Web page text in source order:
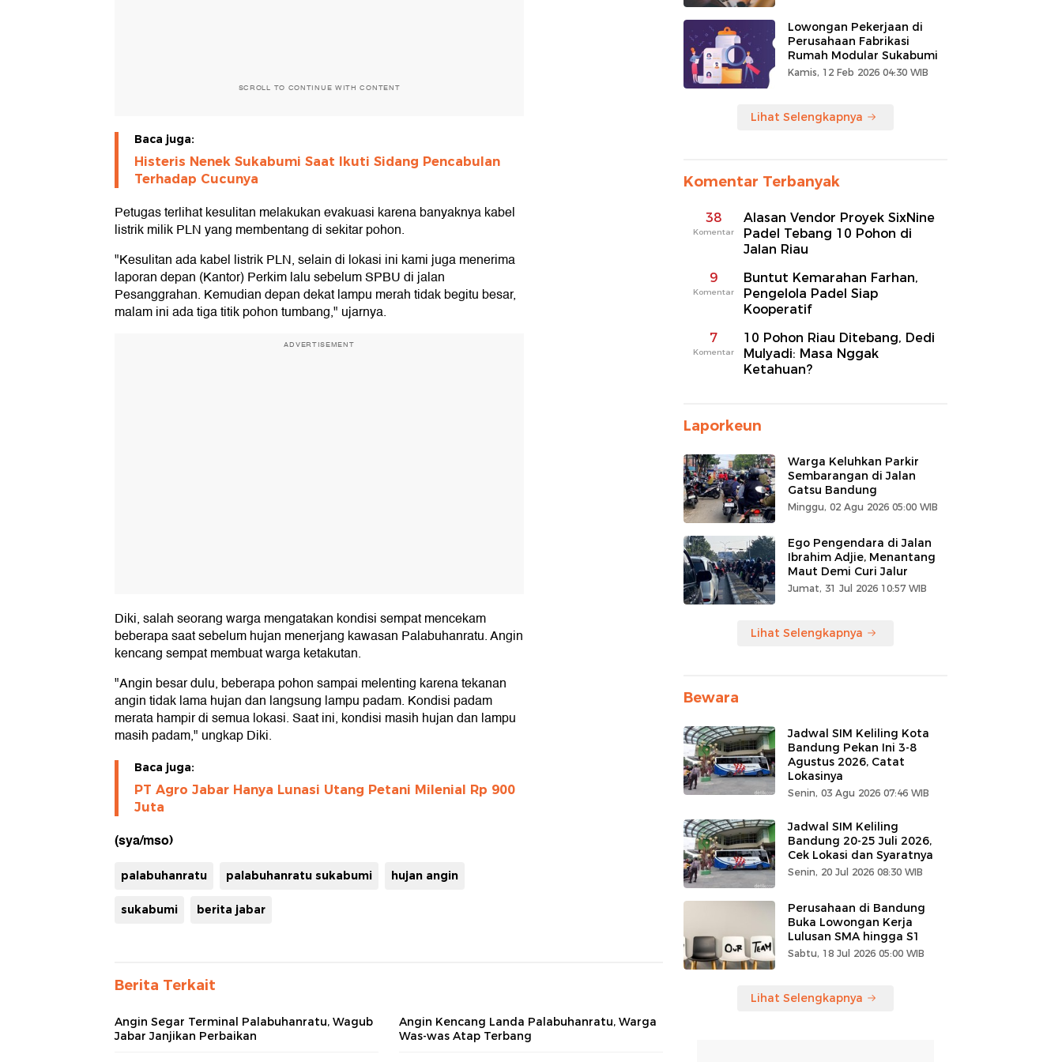
SCROLL TO CONTINUE WITH CONTENT
Baca juga:
Histeris Nenek Sukabumi Saat Ikuti Sidang Pencabulan
Terhadap Cucunya
Petugas terlihat kesulitan melakukan evakuasi karena banyaknya kabel
listrik milik PLN yang membentang di sekitar pohon.
"Kesulitan ada kabel listrik PLN, selain di lokasi ini kami juga menerima
laporan depan (Kantor) Perkim lalu sebelum SPBU di jalan
Pesanggrahan. Kemudian depan dekat lampu merah tidak begitu besar,
malam ini ada tiga titik pohon tumbang," ujarnya.
ADVERTISEMENT
Diki, salah seorang warga mengatakan kondisi sempat mencekam
beberapa saat sebelum hujan menerjang kawasan Palabuhanratu. Angin
kencang sempat membuat warga ketakutan.
"Angin besar dulu, beberapa pohon sampai melenting karena tekanan
angin tidak lama hujan dan langsung lampu padam. Kondisi padam
merata hampir di semua lokasi. Saat ini, kondisi masih hujan dan lampu
masih padam," ungkap Diki.
Baca juga:
PT Agro Jabar Hanya Lunasi Utang Petani Milenial Rp 900
Juta
(sya/mso)
palabuhanratu palabuhanratu sukabumi hujan angin
sukabumi berita jabar
Berita Terkait
Angin Segar Terminal Palabuhanratu, Wagub
Jabar Janjikan Perbaikan
Angin Kencang Landa Palabuhanratu, Warga
Was-was Atap Terbang
Lowongan Pekerjaan di
Perusahaan Fabrikasi
Rumah Modular Sukabumi
Kamis, 12 Feb 2026 04:30 WIB
Lihat Selengkapnya
Komentar Terbanyak
38
Komentar
Alasan Vendor Proyek SixNine
Padel Tebang 10 Pohon di
Jalan Riau
9
Komentar
Buntut Kemarahan Farhan,
Pengelola Padel Siap
Kooperatif
7
Komentar
10 Pohon Riau Ditebang, Dedi
Mulyadi: Masa Nggak
Ketahuan?
Laporkeun
Warga Keluhkan Parkir
Sembarangan di Jalan
Gatsu Bandung
Minggu, 02 Agu 2026 05:00 WIB
Ego Pengendara di Jalan
Ibrahim Adjie, Menantang
Maut Demi Curi Jalur
Jumat, 31 Jul 2026 10:57 WIB
Lihat Selengkapnya
Bewara
Jadwal SIM Keliling Kota
Bandung Pekan Ini 3-8
Agustus 2026, Catat
Lokasinya
Senin, 03 Agu 2026 07:46 WIB
Jadwal SIM Keliling
Bandung 20-25 Juli 2026,
Cek Lokasi dan Syaratnya
Senin, 20 Jul 2026 08:30 WIB
Perusahaan di Bandung
Buka Lowongan Kerja
Lulusan SMA hingga S1
Sabtu, 18 Jul 2026 05:00 WIB
Lihat Selengkapnya